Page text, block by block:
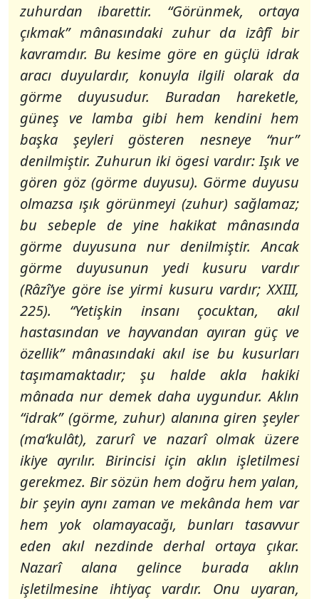
zuhurdan ibarettir. “Görünmek, ortaya
çıkmak”mânasındaki zuhur da izâfî bir
kavramdır. Bu kesime göre en güçlü idrak
aracı duyulardır, konuyla ilgili olarak da
görme duyusudur. Buradan hareketle,
güneş ve lamba gibi hem kendini hem
başka şeyleri gösteren nesneye “nur”
denilmiştir. Zuhurun iki ögesi vardır: Işık ve
gören göz (görme duyusu). Görme duyusu
olmazsa ışık görünmeyi (zuhur) sağlamaz;
bu sebeple de yine hakikat mânasında
görme duyusuna nur denilmiştir. Ancak
görme duyusunun yedi kusuru vardır
(Râzî’ye göre ise yirmi kusuru vardır; XXIII,
225). “Yetişkin insanı çocuktan, akıl
hastasından ve hayvandan ayıran güç ve
özellik”mânasındaki akıl ise bu kusurları
taşımamaktadır; şu halde akla hakiki
mânada nur demek daha uygundur. Aklın
“idrak” (görme, zuhur) alanına giren şeyler
(ma‘kulât), zarurî ve nazarî olmak üzere
ikiye ayrılır. Birincisi için aklın işletilmesi
gerekmez. Bir sözün hem doğru hem yalan,
bir şeyin aynı zaman ve mekânda hem var
hem yok olamayacağı, bunları tasavvur
eden akıl nezdinde derhal ortaya çıkar.
Nazarî alana gelince burada aklın
işletilmesine ihtiyaç vardır. Onu uyaran,